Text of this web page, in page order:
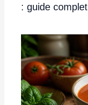
: guide complet